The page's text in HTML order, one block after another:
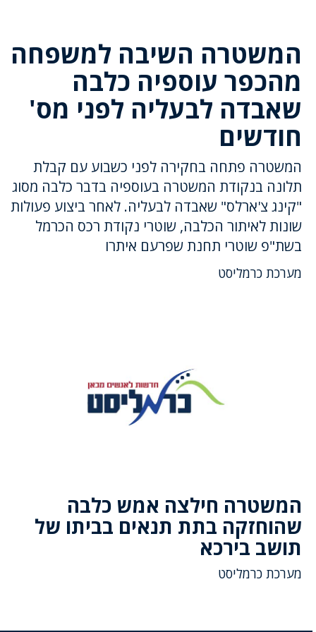
המשטרה השיבה למשפחה
מהכפר עוספיה כלבה
שאבדה לבעליה לפני מס'
חודשים
המשטרה פתחה בחקירה לפני כשבוע עם קבלת
תלונה בנקודת המשטרה בעוספיה בדבר כלבה מסוג
"קינג צ'ארלס" שאבדה לבעליה. לאחר ביצוע פעולות
שונות לאיתור הכלבה, שוטרי נקודת רכס הכרמל
בשת"פ שוטרי תחנת שפרעם איתרו
מערכת כרמליסט
המשטרה חילצה אמש כלבה
שהוחזקה בתת תנאים בביתו של
תושב בירכא
מערכת כרמליסט